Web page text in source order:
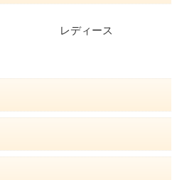
レディース